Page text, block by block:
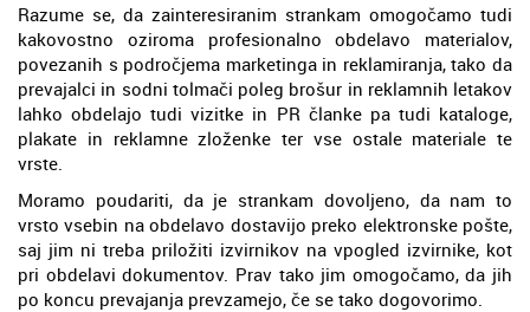
Razume se, da zainteresiranim strankam omogočamo tudi
kakovostno oziroma profesionalno obdelavo materialov,
povezanih s področjema marketinga in reklamiranja, tako da
prevajalci in sodni tolmači poleg brošur in reklamnih letakov
lahko obdelajo tudi vizitke in PR članke pa tudi kataloge,
plakate in reklamne zloženke ter vse ostale materiale te
vrste.
Moramo poudariti, da je strankam dovoljeno, da nam to
vrsto vsebin na obdelavo dostavijo preko elektronske pošte,
saj jim ni treba priložiti izvirnikov na vpogled izvirnike, kot
pri obdelavi dokumentov. Prav tako jim omogočamo, da jih
po koncu prevajanja prevzamejo, če se tako dogovorimo.